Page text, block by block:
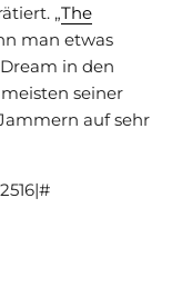
„The
man etwas
in den
seiner
auf sehr